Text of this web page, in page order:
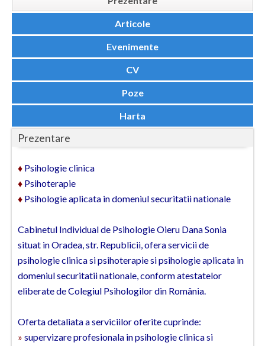
Giurgiu
Gorj
Harghita
Iasi
Articole
Evenimente
CV
Poze
Harta
Prezentare
♦ Psihologie clinica
♦ Psihoterapie
♦ Psihologie aplicata in domeniul securitatii nationale
Cabinetul Individual de Psihologie Oieru Dana Sonia
situat in Oradea, str. Republicii, ofera servicii de
psihologie clinica si psihoterapie si psihologie aplicata in
domeniul securitatii nationale, conform atestatelor
eliberate de Colegiul Psihologilor din România.
Oferta detaliata a serviciilor oferite cuprinde:
» supervizare profesionala in psihologie clinica si